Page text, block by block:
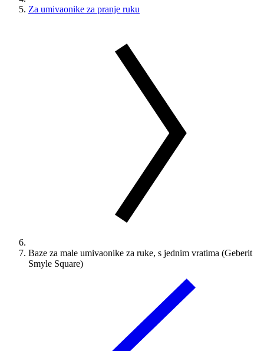
Za umivaonike za pranje ruku
Baze za male umivaonike za ruke, s jednim vratima (Geberit
Smyle Square)